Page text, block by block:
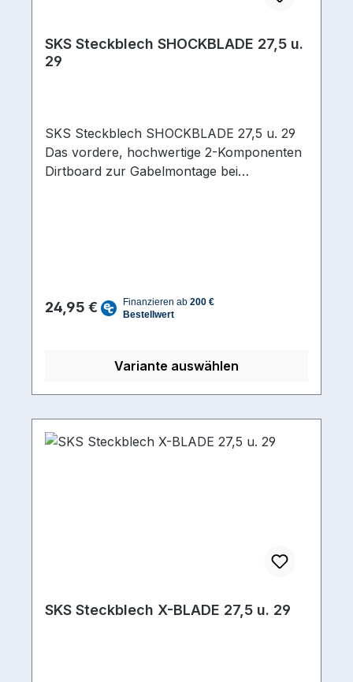
SKS Steckblech SHOCKBLADE 27,5 u.
29
SKS Steckblech SHOCKBLADE 27,5 u. 29
Das vordere, hochwertige 2-Komponenten
Dirtboard zur Gabelmontage bei
24,95 €
Variante auswählen
SKS Steckblech X-BLADE 27,5 u. 29